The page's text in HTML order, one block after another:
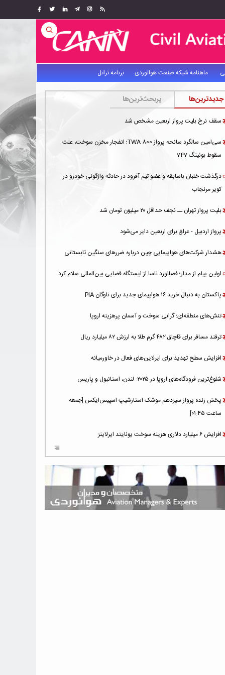
ماهنامه شبکه صنعت هوانوردی برنامه تراتل
جدیدترین‌ها پربحث‌ترین‌ها
سقف نرخ بلیت پرواز اربعین مشخص شد
سی‌امین سالگرد سانحه پرواز TWA 800؛ انفجار مخزن سوخت، علت
سقوط بوئینگ 747
درگذشت خلبان باسابقه و عضو تیم آفرود در حادثه واژگونی خودرو در
کویر مرنجاب
بلیت پرواز تهران ــ نجف حداقل ۲۰ میلیون تومان شد
پرواز اردبیل - عراق برای اربعین دایر می‌شود
هشدار شرکت‌های هواپیمایی چین درباره ضررهای سنگین تابستانی
اولین پیام از مدار؛ فضانورد ناسا از ایستگاه فضایی بین‌المللی سلام کرد
پاکستان به دنبال خرید ۱۶ هواپیمای جدید برای ناوگان PIA
تنش‌های منطقه‌ای؛ گرانی سوخت و آسمان پرهزینه اروپا
ترفند مسافر برای قاچاق ۴۸۲ گرم طلا به ارزش ۸۲ میلیارد ریال
افزایش سطح تهدید برای ایرلاین‌های فعال در خاورمیانه
شلوغ‌ترین فرودگاه‌های اروپا در ۲۰۲۵: لندن، استانبول و پاریس
پخش زنده پرواز سیزدهم موشک استارشیپ اسپیس‌ایکس [جمعه
ساعت ۰۱:۴۵]
افزایش ۶ میلیارد دلاری هزینه‌ سوخت یونایتد ایرلاینز
هوش مصنوعی وارد تعمیر و بازرسی موتورهای هواپیما شد
حمله هوایی به تأسیسات فرودگاه سمنان
استخدام در صنعت هوانوردی کانادا با آموزش رایگان و حقوق ۱۲۷ هزار
دلاری